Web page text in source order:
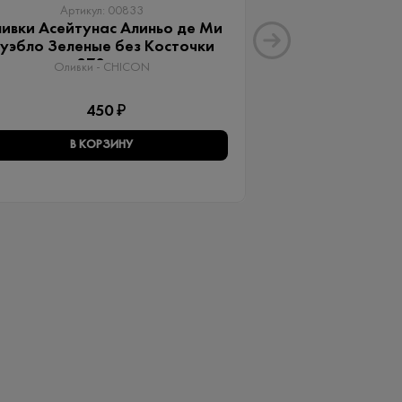
Артикул: 00833
Асейтунас Алиньо де Ми
Зеленые без Косточки
370 мл
Оливки - CHICON
450 ₽
В КОРЗИНУ